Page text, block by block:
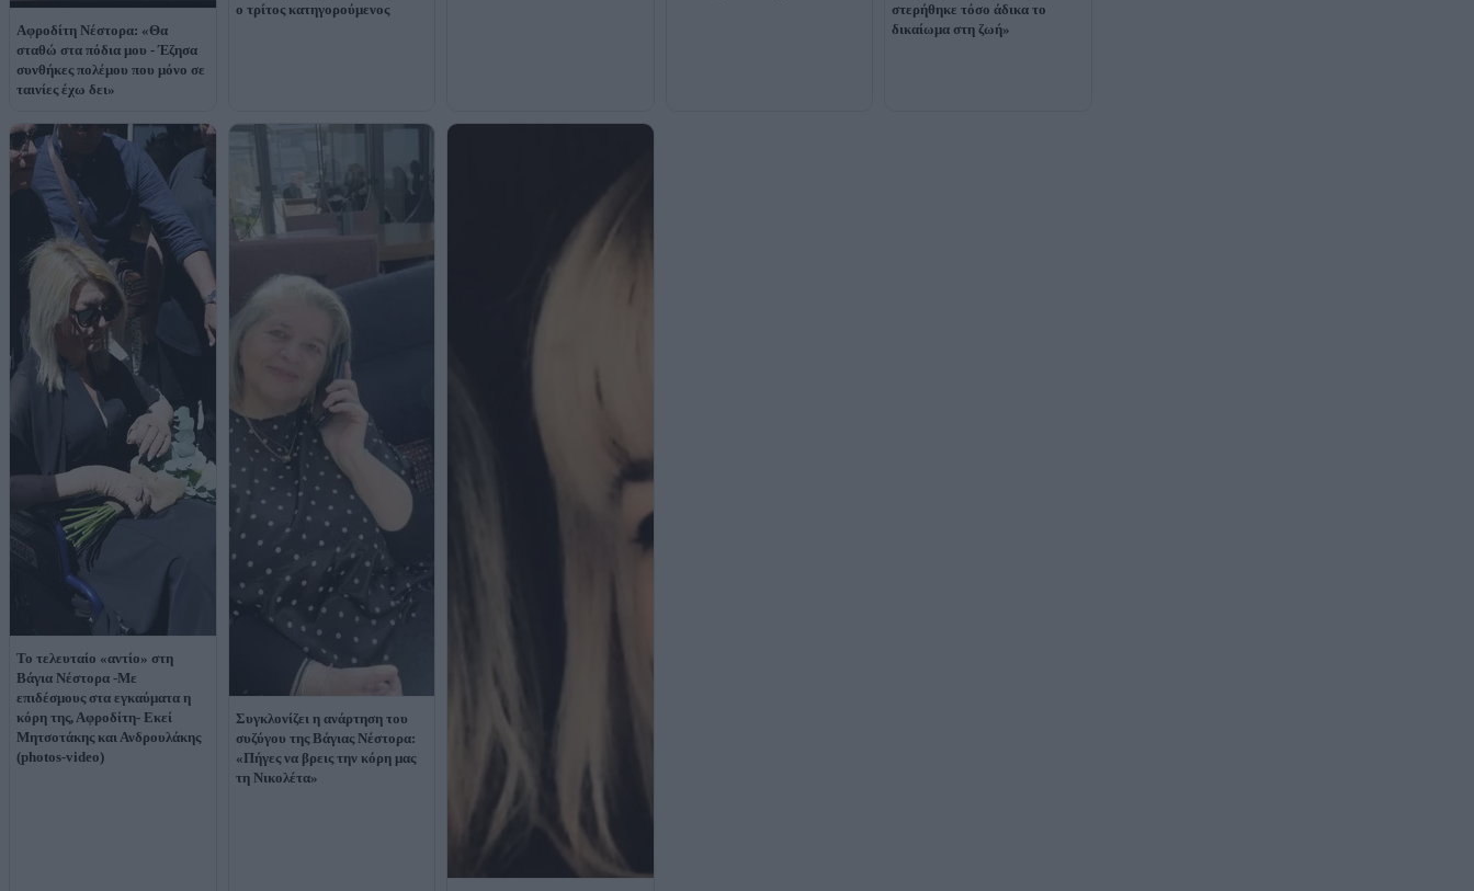
Αφροδίτη Νέστορα: «Θα
σταθώ στα πόδια μου - Έζησα
συνθήκες πολέμου που μόνο σε
ταινίες έχω δει»
ο τρίτος κατηγορούμενος
στερήθηκε τόσο άδικα το
δικαίωμα στη ζωή»
Το τελευταίο «αντίο» στη
Βάγια Νέστορα -Με
επιδέσμους στα εγκαύματα η
κόρη της, Αφροδίτη- Εκεί
Μητσοτάκης και Ανδρουλάκης
(photos-video)
Συγκλονίζει η ανάρτηση του
συζύγου της Βάγιας Νέστορα:
«Πήγες να βρεις την κόρη μας
τη Νικολέτα»